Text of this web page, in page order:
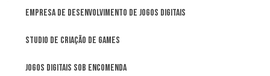
Empresa de desenvolvimento de jogos digitais
Studio de criação de games
Jogos digitais sob encomenda